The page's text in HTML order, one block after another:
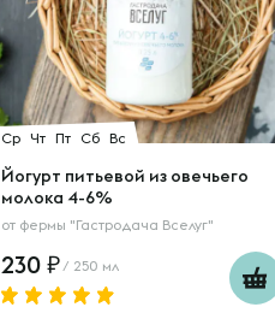
Ср Чт Пт Сб Вс
Йогурт питьевой из овечьего
молока 4-6%
от фермы "Гастродача Вселуг"
230 / 250 мл